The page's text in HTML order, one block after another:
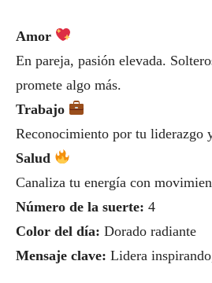
Amor
En pareja, pasión elevada.
promete algo más.
Trabajo
Reconocimiento por tu liderazgo
Salud
Canaliza tu energía con
Número de la suerte: 4
Color del día: Dorado radiante
Mensaje clave: Lidera